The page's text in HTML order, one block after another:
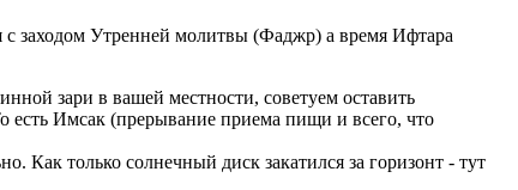
с заходом Утренней молитвы (Фаджр) а время Ифтара
зари в вашей местности, советуем оставить
есть Имсак (прерывание приема пищи и всего, что
Как только солнечный диск закатился за горизонт - тут